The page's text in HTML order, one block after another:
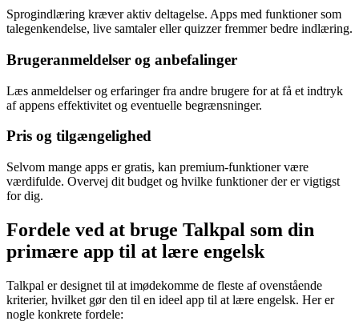
Sprogindlæring kræver aktiv deltagelse. Apps med funktioner som
talegenkendelse, live samtaler eller quizzer fremmer bedre indlæring.
Brugeranmeldelser og anbefalinger
Læs anmeldelser og erfaringer fra andre brugere for at få et indtryk
af appens effektivitet og eventuelle begrænsninger.
Pris og tilgængelighed
Selvom mange apps er gratis, kan premium-funktioner være
værdifulde. Overvej dit budget og hvilke funktioner der er vigtigst
for dig.
Fordele ved at bruge Talkpal som din
primære app til at lære engelsk
Talkpal er designet til at imødekomme de fleste af ovenstående
kriterier, hvilket gør den til en ideel app til at lære engelsk. Her er
nogle konkrete fordele: